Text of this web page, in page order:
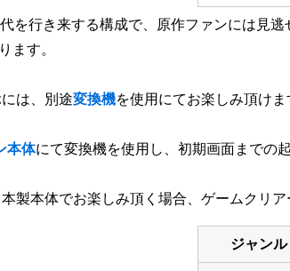
を行き来する構成で、原作ファンには見逃
ます。
は、別途変換機を使用にてお楽しみ頂けま
本体にて変換機を使用し、初期画面までの
製本体でお楽しみ頂く場合、ゲームクリ
ジャンル